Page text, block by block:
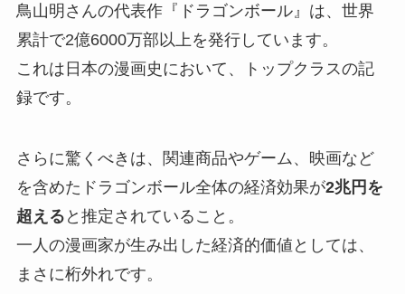
鳥山明さんの代表作『ドラゴンボール』は、世界
累計で2億6000万部以上を発行しています。
これは日本の漫画史において、トップクラスの記
録です。
さらに驚くべきは、関連商品やゲーム、映画など
を含めたドラゴンボール全体の経済効果が2兆円を
超える と推定されていること。
一人の漫画家が生み出した経済的価値としては、
まさに桁外れです。